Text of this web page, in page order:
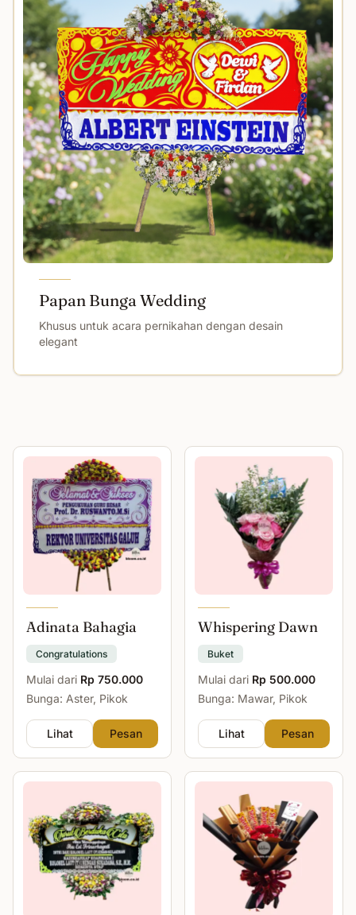
Papan Bunga Wedding
Khusus untuk acara pernikahan dengan desain
elegant
Adinata Bahagia
Congratulations
Mulai dari Rp 750.000
Bunga: Aster, Pikok
Lihat Pesan
Whispering Dawn
Buket
Mulai dari Rp 500.000
Bunga: Mawar, Pikok
Lihat Pesan